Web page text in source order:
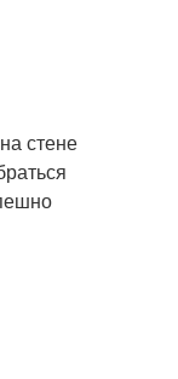
стене